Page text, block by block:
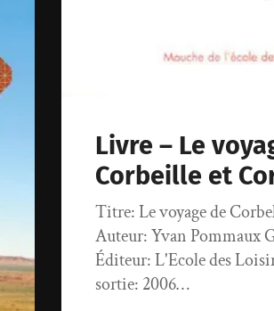
Livre – Le
Corbeille et
Titre: Le voyage de
Auteur: Yvan Pommaux
Éditeur: L'Ecole des
sortie: 2006…